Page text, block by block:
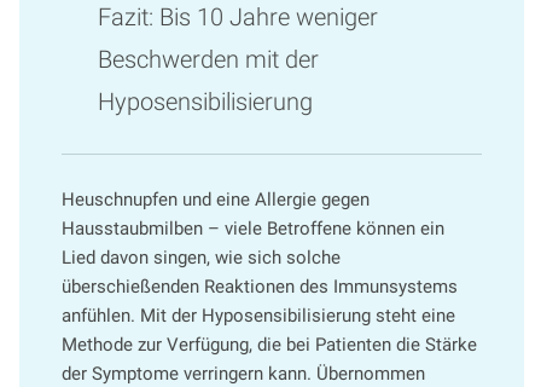
Fazit: Bis 10 Jahre weniger
Beschwerden mit der
Hyposensibilisierung
Heuschnupfen und eine Allergie gegen
Hausstaubmilben – viele Betroffene können ein
Lied davon singen, wie sich solche
überschießenden Reaktionen des Immunsystems
anfühlen. Mit der Hyposensibilisierung steht eine
Methode zur Verfügung, die bei Patienten die Stärke
der Symptome verringern kann. Übernommen